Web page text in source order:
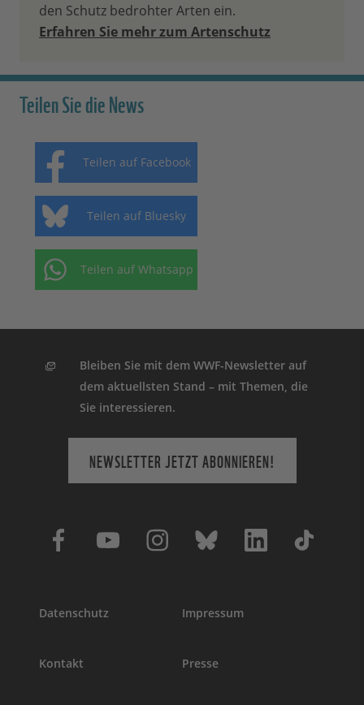
den Schutz bedrohter Arten ein.
Erfahren Sie mehr zum Artenschutz
Teilen Sie die News
Teilen auf Facebook
Teilen auf Bluesky
Teilen auf Whatsapp
Bleiben Sie mit dem WWF-Newsletter auf
dem aktuellsten Stand – mit Themen, die
Sie interessieren.
NEWSLETTER JETZT ABONNIEREN!
Datenschutz Impressum
Kontakt Presse